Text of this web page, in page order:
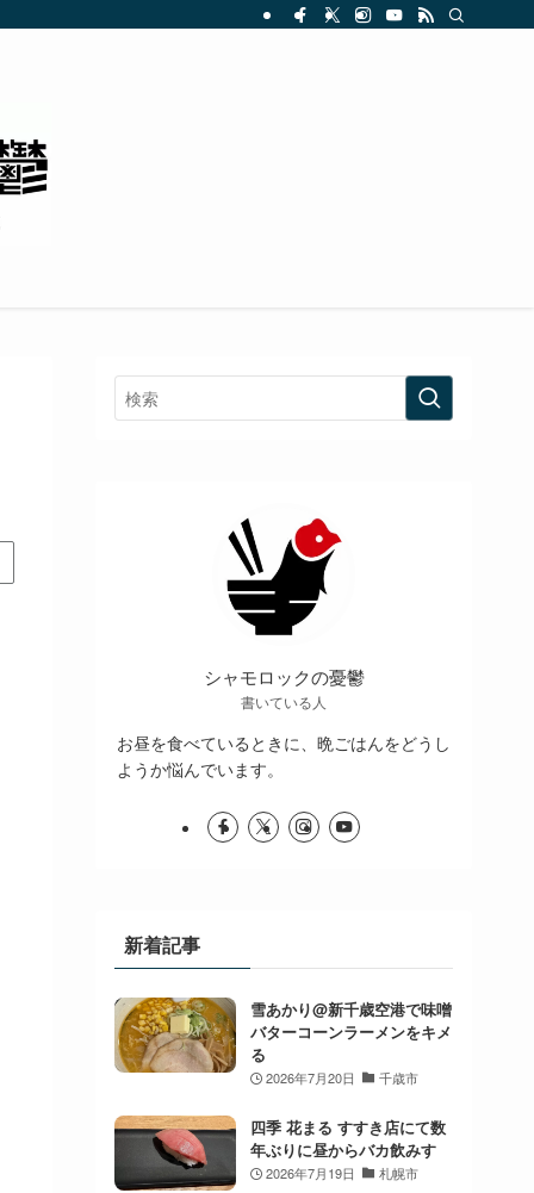
シャモロックの憂鬱
書いている人
お昼を食べているときに、晩ごはんをどうし
ようか悩んでいます。
新着記事
雪あかり@新千歳空港で味噌
バターコーンラーメンをキメ
る
2026年7月20日 千歳市
四季 花まる すすき店にて数
年ぶりに昼からバカ飲みす
2026年7月19日 札幌市